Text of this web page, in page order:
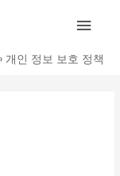
메
인
개인 정보 보호 정책